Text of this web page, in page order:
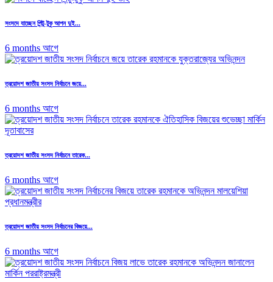
সংসদে যাচ্ছেন পিন্টু-টুকু আপন দুই...
6 months আগে
ত্রয়োদশ জাতীয় সংসদ নির্বাচনে জয়ে...
6 months আগে
ত্রয়োদশ জাতীয় সংসদ নির্বাচনে তারেক...
6 months আগে
ত্রয়োদশ জাতীয় সংসদ নির্বাচনের বিজয়ে...
6 months আগে